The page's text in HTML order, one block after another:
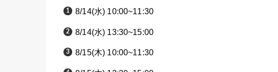
8/14(水) 10:00~11:30
8/14(水) 13:30~15:00
8/15(木) 10:00~11:30